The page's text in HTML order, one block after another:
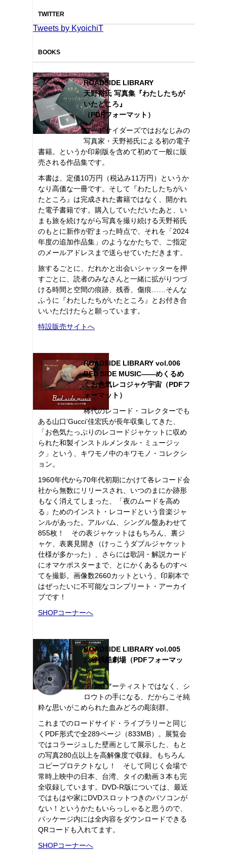
TWITTER
Tweets by KyoichiT
BOOKS
ROADSIDE LIBRARY
天野裕氏 写真集『わたしたちが
いたところ』
（PDFフォーマット）
ロードサイダーズではおなじみの
写真家・天野裕氏による初の電子
書籍。というか印刷版を含めて初めて一般に販
売される作品集です。
本書は、定価10万円（税込み11万円）というか
なり高価な一冊です。そして『わたしたちがい
たところ』は完成された書籍ではなく、開かれ
た電子書籍です。購入していただいたあと、い
まも旅を続けながら写真を撮り続ける天野裕氏
のもとに新作が貯まった時点で、それを「2024
年度の追加作品集」のようなかたちで、ご指定
のメールアドレスまで送らせていただきます。
旅するごとに、だれかと出会いシャッターを押
すごとに、読者のみなさんと一緒に拡がりつづ
ける時間と空間の痕跡、残香、傷痕……そんな
ふうに『わたしたちがいたところ』とお付き合
いいただけたらと願っています。
特設販売サイトへ
ROADSIDE LIBRARY vol.006
BED SIDE MUSIC――めくるめ
くお色気レコジャケ宇宙（PDFフ
ォーマット）
稀代のレコード・コレクターでも
ある山口‘Gucci’佳宏氏が長年収集してきた、
「お色気たっぷりのレコードジャケットに収め
られた和製インストルメンタル・ミュージッ
ク」という、キワモノ中のキワモノ・コレクシ
ョン。
1960年代から70年代初期にかけて各レコード会
社から無数にリリースされ、いつのまにか跡形
もなく消えてしまった、「夜のムードを高め
る」ためのインスト・レコードという音楽ジャ
ンルがあった。アルバム、シングル盤あわせて
855枚！ その表ジャケットはもちろん、裏ジ
ャケ、表裏見開き（けっこうダブルジャケット
仕様が多かった）、さらには歌詞・解説カード
にオマケポスターまで、とにかくあるものすべ
てを撮影。画像数2660カットという、印刷本で
はぜったいに不可能なコンプリート・アーカイ
ブです！
SHOPコーナーへ
ROADSIDE LIBRARY vol.005
渋谷残酷劇場（PDFフォーマッ
ト）
プロのアーティストではなく、シ
ロウトの手になる、だからこそ純
粋な思いがこめられた血みどろの彫刻群。
これまでのロードサイド・ライブラリーと同じ
くPDF形式で全289ページ（833MB）。展覧会
ではコラージュした壁画として展示した、もと
の写真280点以上を高解像度で収録。もちろん
コピープロテクトなし！ そして同じく会場で
常時上映中の日本、台湾、タイの動画３本も完
全収録しています。DVD-R版については、最近
ではもはや家にDVDスロットつきのパソコンが
ない！というかたもいらっしゃると思うので、
パッケージ内には全内容をダウンロードできる
QRコードも入れてます。
SHOPコーナーへ